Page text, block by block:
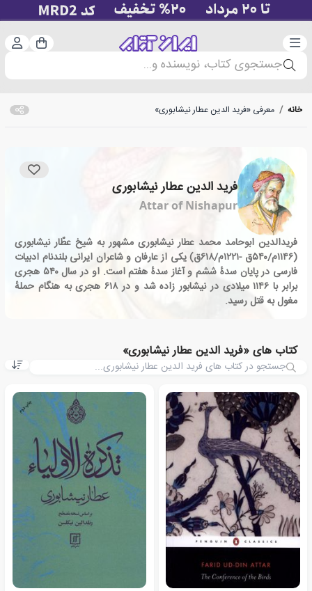
دسته‌بندی سبد
جستجوی کتاب، نویسنده و...
خانه / معرفی «فرید الدین عطار نیشابوری»
فرید الدین عطار نیشابوری
Attar of Nishapur
فریدالدین ابوحامد محمد عطار نیشابوری مشهور به شیخ عطّار نیشابوری
(۱۱۴۶م/۵۴۰ق -۱۲۲۱م/۶۱۸ق) یکی از عارفان و شاعران ایرانی بلندنام ادبیات
فارسی در پایان سدهٔ ششم و آغاز سدهٔ هفتم است. او در سال ۵۴۰ هجری
برابر با ۱۱۴۶ میلادی در نیشابور زاده شد و در ۶۱۸ هجری به هنگام حملهٔ
مغول به قتل رسید.
کتاب های «فرید الدین عطار نیشابوری»